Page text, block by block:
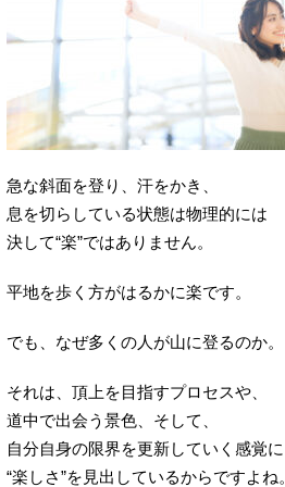
急な斜面を登り、汗をかき、
息を切らしている状態は物理的には
決して“楽”ではありません。
平地を歩く方がはるかに楽です。
でも、なぜ多くの人が山に登るのか。
それは、頂上を目指すプロセスや、
道中で出会う景色、そして、
自分自身の限界を更新していく感覚に
“楽しさ”を見出しているからですよね